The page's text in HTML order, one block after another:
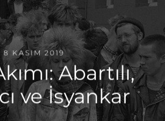
8 KASIM 2019
Abartılı,
ve İsyankar